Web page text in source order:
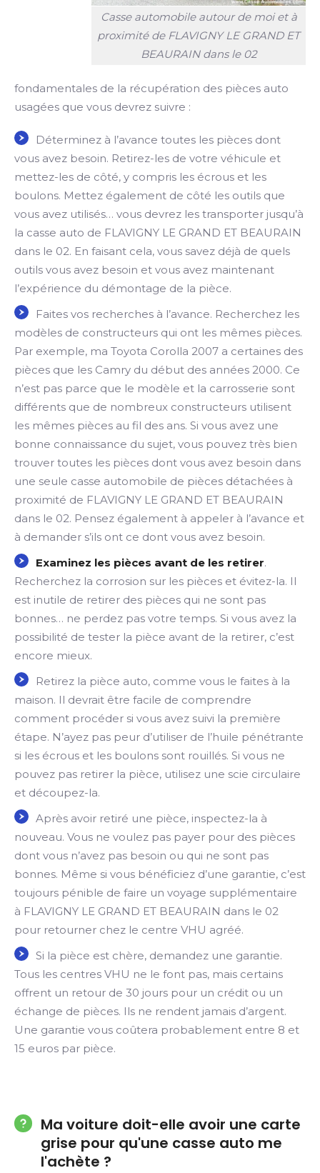
Casse automobile autour de moi et à
proximité de FLAVIGNY LE GRAND ET
BEAURAIN dans le 02
fondamentales de la récupération des pièces auto
usagées que vous devrez suivre :
Déterminez à l’avance toutes les pièces dont
vous avez besoin. Retirez-les de votre véhicule et
mettez-les de côté, y compris les écrous et les
boulons. Mettez également de côté les outils que
vous avez utilisés… vous devrez les transporter jusqu’à
la casse auto de FLAVIGNY LE GRAND ET BEAURAIN
dans le 02. En faisant cela, vous savez déjà de quels
outils vous avez besoin et vous avez maintenant
l’expérience du démontage de la pièce.
Faites vos recherches à l’avance. Recherchez les
modèles de constructeurs qui ont les mêmes pièces.
Par exemple, ma Toyota Corolla 2007 a certaines des
pièces que les Camry du début des années 2000. Ce
n’est pas parce que le modèle et la carrosserie sont
différents que de nombreux constructeurs utilisent
les mêmes pièces au fil des ans. Si vous avez une
bonne connaissance du sujet, vous pouvez très bien
trouver toutes les pièces dont vous avez besoin dans
une seule casse automobile de pièces détachées à
proximité de FLAVIGNY LE GRAND ET BEAURAIN
dans le 02. Pensez également à appeler à l’avance et
à demander s’ils ont ce dont vous avez besoin.
Examinez les pièces avant de les retirer.
Recherchez la corrosion sur les pièces et évitez-la. Il
est inutile de retirer des pièces qui ne sont pas
bonnes… ne perdez pas votre temps. Si vous avez la
possibilité de tester la pièce avant de la retirer, c’est
encore mieux.
Retirez la pièce auto, comme vous le faites à la
maison. Il devrait être facile de comprendre
comment procéder si vous avez suivi la première
étape. N’ayez pas peur d’utiliser de l’huile pénétrante
si les écrous et les boulons sont rouillés. Si vous ne
pouvez pas retirer la pièce, utilisez une scie circulaire
et découpez-la.
Après avoir retiré une pièce, inspectez-la à
nouveau. Vous ne voulez pas payer pour des pièces
dont vous n’avez pas besoin ou qui ne sont pas
bonnes. Même si vous bénéficiez d’une garantie, c’est
toujours pénible de faire un voyage supplémentaire
à FLAVIGNY LE GRAND ET BEAURAIN dans le 02
pour retourner chez le centre VHU agréé.
Si la pièce est chère, demandez une garantie.
Tous les centres VHU ne le font pas, mais certains
offrent un retour de 30 jours pour un crédit ou un
échange de pièces. Ils ne rendent jamais d’argent.
Une garantie vous coûtera probablement entre 8 et
15 euros par pièce.
Ma voiture doit-elle avoir une carte
grise pour qu'une casse auto me
l'achète ?